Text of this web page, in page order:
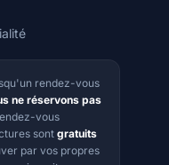
rendez-vous
ne réservons pas
vous
sont gratuits
par vos propres